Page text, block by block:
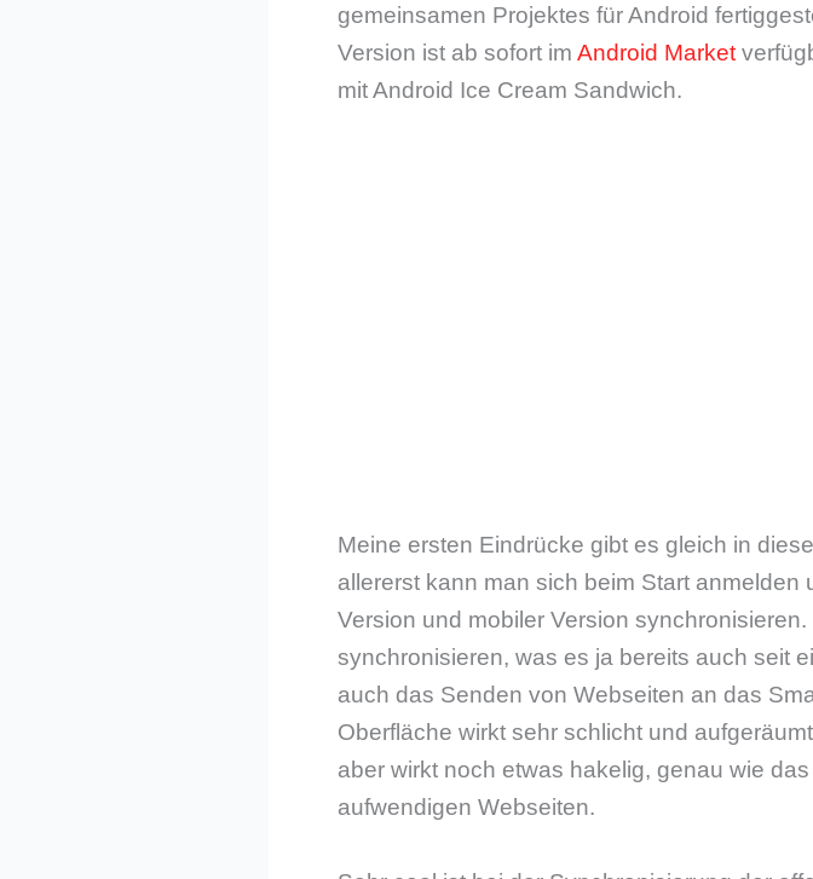
gemeinsamen Projektes für Android
Version ist ab sofort im Android Market
mit Android Ice Cream Sandwich.
Meine ersten Eindrücke gibt es gleich in
allererst kann man sich beim Start
Version und mobiler Version
synchronisieren, was es ja bereits auch seit
auch das Senden von Webseiten an das
Oberfläche wirkt sehr schlicht und
aber wirkt noch etwas hakelig, genau wie
aufwendigen Webseiten.